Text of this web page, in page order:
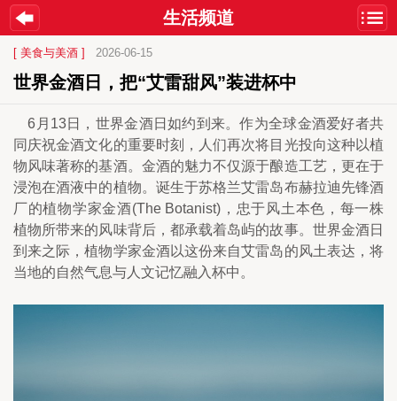
生活频道
[ 美食与美酒 ] 2026-06-15
世界金酒日，把“艾雷甜风”装进杯中
6月13日，世界金酒日如约到来。作为全球金酒爱好者共
同庆祝金酒文化的重要时刻，人们再次将目光投向这种以植
物风味著称的基酒。金酒的魅力不仅源于酿造工艺，更在于
浸泡在酒液中的植物。诞生于苏格兰艾雷岛布赫拉迪先锋酒
厂的植物学家金酒(The Botanist)，忠于风土本色，每一株
植物所带来的风味背后，都承载着岛屿的故事。世界金酒日
到来之际，植物学家金酒以这份来自艾雷岛的风土表达，将
当地的自然气息与人文记忆融入杯中。